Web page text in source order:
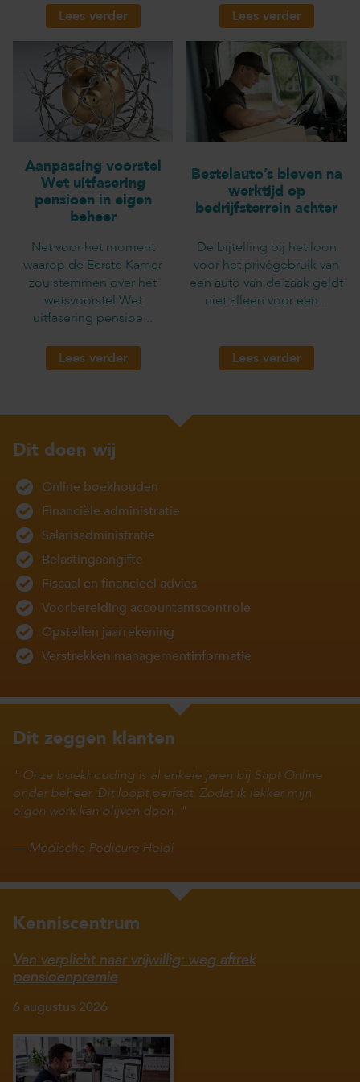
Lees verder Lees verder
Aanpassing voorstel
Wet uitfasering
pensioen in eigen
beheer
Net voor het moment
waarop de Eerste Kamer
zou stemmen over het
wetsvoorstel Wet
uitfasering pensioe...
Lees verder
Bestelauto’s bleven na
werktijd op
bedrijfsterrein achter
De bijtelling bij het loon
voor het privégebruik van
een auto van de zaak geldt
niet alleen voor een...
Lees verder
Dit doen wij
Online boekhouden
Financiële administratie
Salarisadministratie
Belastingaangifte
Fiscaal en financieel advies
Voorbereiding accountantscontrole
Opstellen jaarrekening
Verstrekken managementinformatie
Dit zeggen klanten
Onze boekhouding is al enkele jaren bij Stipt Online
onder beheer. Dit loopt perfect. Zodat ik lekker mijn
eigen werk kan blijven doen.
— Medische Pedicure Heidi
Kenniscentrum
Van verplicht naar vrijwillig: weg aftrek
pensioenpremie
6 augustus 2026